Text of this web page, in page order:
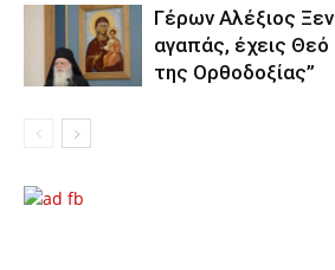
Γέρων Αλέξιος
αγαπάς, έχεις Θεό
της Ορθοδοξίας”